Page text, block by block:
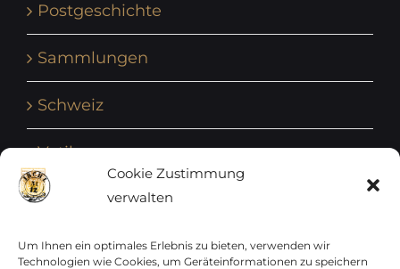
Cookie Zustimmung
verwalten
Um Ihnen ein optimales Erlebnis zu bieten, verwenden wir
Technologien wie Cookies, um Geräteinformationen zu speichern
Postgeschichte
Sammlungen
Schweiz
Vatikan
Vereinte Nationen
Vorphilatelie